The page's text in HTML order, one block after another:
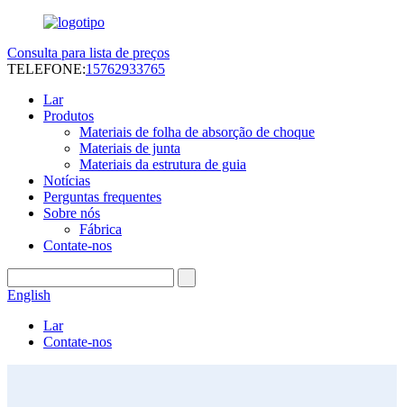
Consulta para lista de preços
TELEFONE:15762933765
Lar
Produtos
Materiais de folha de absorção de choque
Materiais de junta
Materiais da estrutura de guia
Notícias
Perguntas frequentes
Sobre nós
Fábrica
Contate-nos
English
Lar
Contate-nos